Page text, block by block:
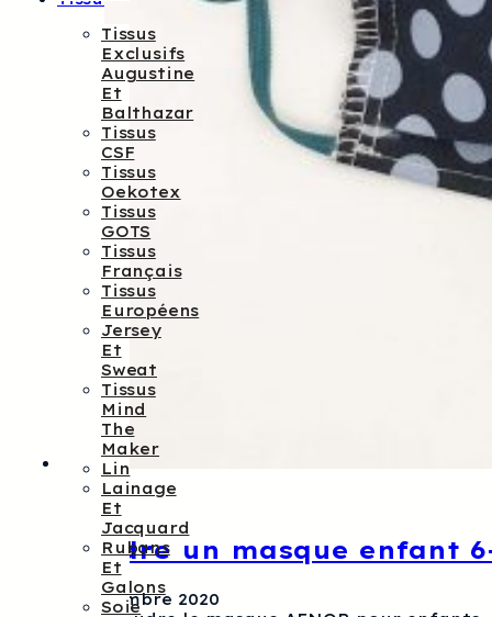
Tissus
Exclusifs
Augustine
Et
Balthazar
Tissus
CSF
Tissus
Oekotex
Tissus
GOTS
Tissus
Français
Tissus
Européens
Jersey
Et
Sweat
Tissus
Mind
The
Maker
Lin
Lainage
Et
Jacquard
Rubans
Et
Galons
Soie
Coudre un masque enfant
6 novembre 2020